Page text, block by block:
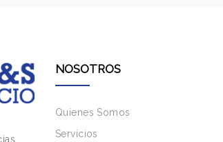
NOSOTROS
Quienes Somos
Servicios